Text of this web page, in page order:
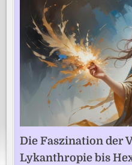
Die Faszination der
Lykanthropie bis